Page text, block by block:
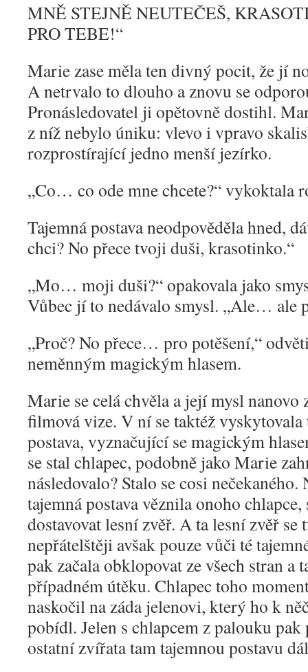
MNĚ STEJNĚ NEUTEČEŠ,
PRO TEBE!“
Marie zase měla ten divný pocit, že jí
A netrvalo to dlouho a znovu se
Pronásledovatel ji opětovně dostihl.
z níž nebylo úniku: vlevo i vpravo
rozprostírající jedno menší jezírko.
„Co… co ode mne chcete?“ vykoktala
Tajemná postava neodpověděla hned,
chci? No přece tvoji duši, krasotinko.“
„Mo… moji duši?“ opakovala jako
Vůbec jí to nedávalo smysl. „Ale… ale
„Proč? No přece… pro potěšení,“
neměnným magickým hlasem.
Marie se celá chvěla a její mysl nanovo
filmová vize. V ní se taktéž vyskytovala
postava, vyznačující se magickým
se stal chlapec, podobně jako Marie
následovalo? Stalo se cosi nečekaného.
tajemná postava věznila onoho chlapce,
dostavovat lesní zvěř. A ta lesní zvěř
nepřátelštěji avšak pouze vůči té
pak začala obklopovat ze všech stran a
případném útěku. Chlapec toho
naskočil na záda jelenovi, který ho k
pobídl. Jelen s chlapcem z palouku
ostatní zvířata tam tajemnou postavu